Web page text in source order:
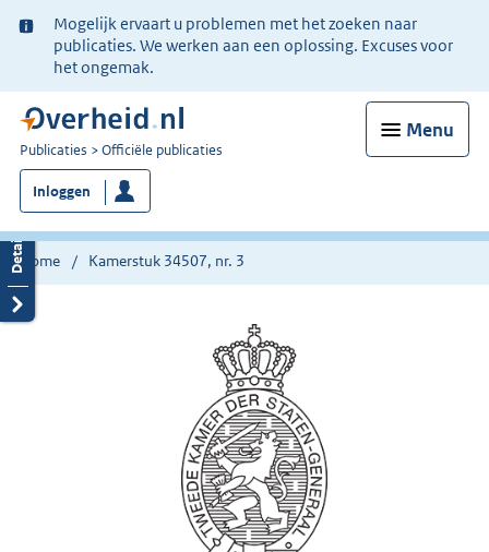
Ter
informatie:
Mogelijk ervaart u problemen met het zoeken naar
publicaties. We werken aan een oplossing. Excuses voor
het ongemak.
Menu
U
bent
nu
hier:
Publicaties Officiële publicaties
Inloggen
Home Kamerstuk 34507, nr. 3